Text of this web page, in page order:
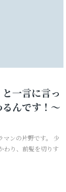
一言に言っ
んです！～
ンの片野です。 少
わり、前髪を切りす